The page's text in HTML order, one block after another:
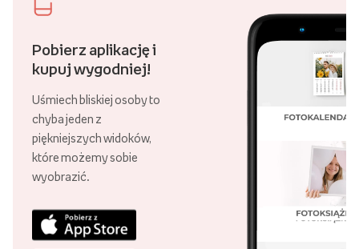
Pobierz aplikację i
kupuj wygodniej!
Uśmiech bliskiej osoby to
chyba jeden z
piękniejszych widoków,
które możemy sobie
wyobrazić.